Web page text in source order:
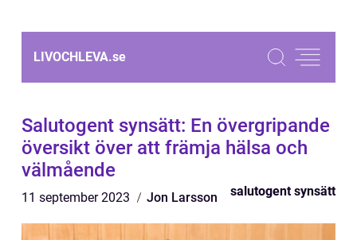
LIVOCHLEVA.se
Salutogent synsätt: En övergripande
översikt över att främja hälsa och
välmående
11 september 2023 Jon Larsson salutogent synsätt